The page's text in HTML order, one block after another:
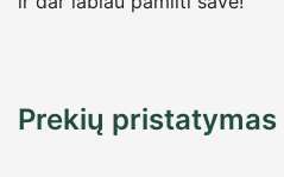
Prekių pristatymas